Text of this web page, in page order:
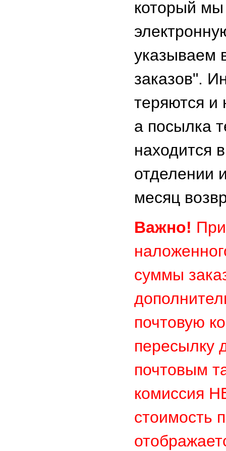
который
указываем
заказов".
теряются и
а посылка
находится
отделении
месяц
Важно!
суммы
почтовую
пересылку
почтовым
комиссия
стоимость